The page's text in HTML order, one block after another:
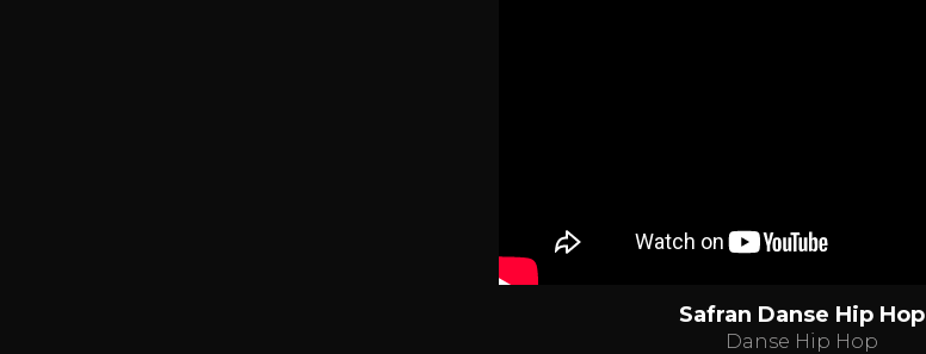
Safran Danse Hip Hop
Danse Hip Hop